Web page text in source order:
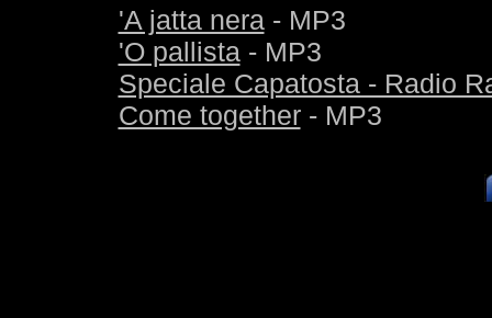
'A jatta nera- MP3
'O pallista- MP3
Speciale Capatosta - Radio
Come together- MP3